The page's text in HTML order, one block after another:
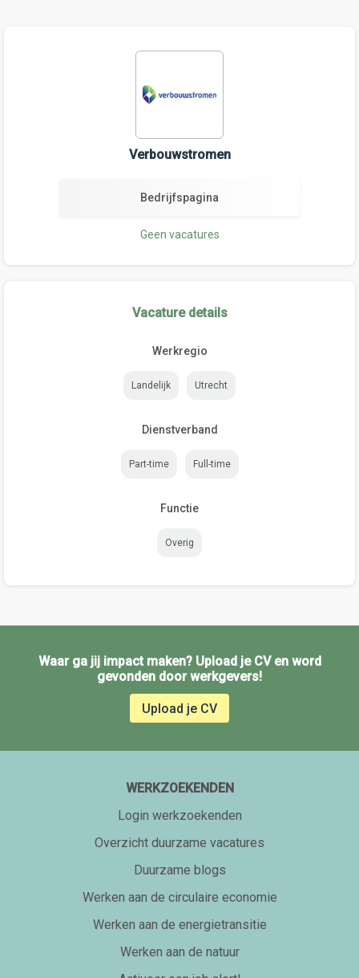
Verbouwstromen
Bedrijfspagina
Geen vacatures
Vacature details
Werkregio
Landelijk Utrecht
Dienstverband
Part-time Full-time
Functie
Overig
Waar ga jij impact maken? Upload je CV en word
gevonden door werkgevers!
Upload je CV
WERKZOEKENDEN
Login werkzoekenden
Overzicht duurzame vacatures
Duurzame blogs
Werken aan de circulaire economie
Werken aan de energietransitie
Werken aan de natuur